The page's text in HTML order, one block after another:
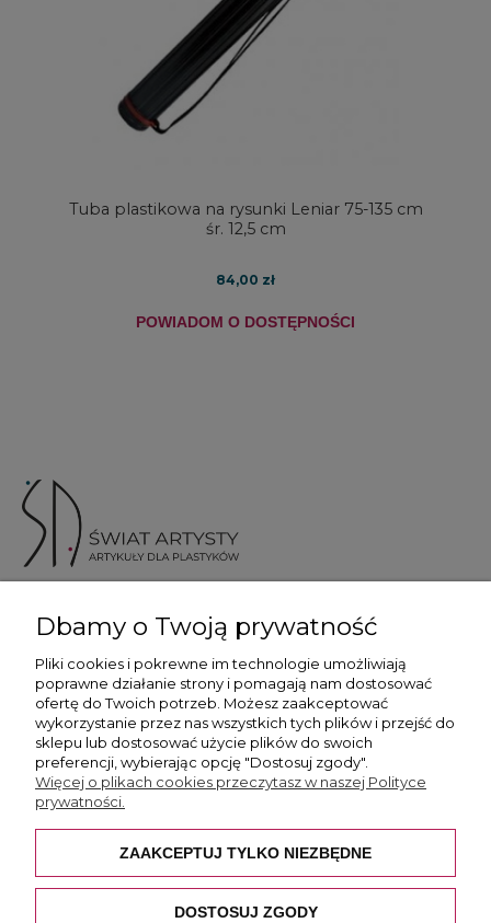
Tuba plastikowa na rysunki Leniar 75-135 cm
śr. 12,5 cm
84,00 zł
POWIADOM O DOSTĘPNOŚCI
Więcej informacji
Płatność i dostawa
Pomoc
O nas
Dbamy o Twoją prywatność
Pliki cookies i pokrewne im technologie umożliwiają
poprawne działanie strony i pomagają nam dostosować
ofertę do Twoich potrzeb. Możesz zaakceptować
wykorzystanie przez nas wszystkich tych plików i przejść do
sklepu lub dostosować użycie plików do swoich
preferencji, wybierając opcję "Dostosuj zgody".
Więcej o plikach cookies przeczytasz w naszej Polityce
prywatności.
ZAAKCEPTUJ TYLKO NIEZBĘDNE
DOSTOSUJ ZGODY